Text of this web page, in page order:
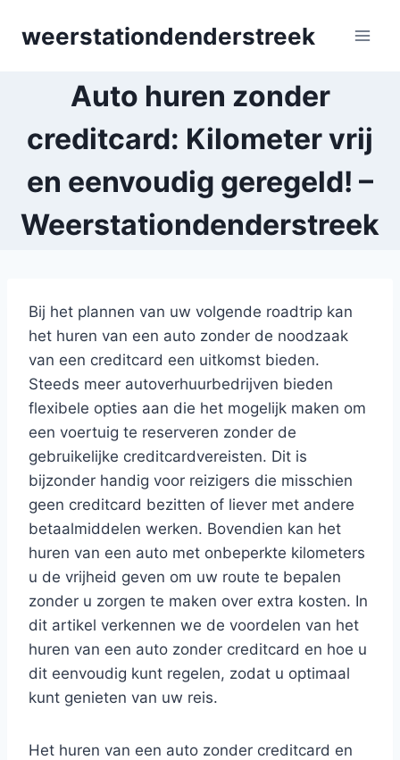
weerstationdenderstreek
Auto huren zonder
creditcard: Kilometer vrij
en eenvoudig geregeld! –
Weerstationdenderstreek
Bij het plannen van uw volgende roadtrip kan
het huren van een auto zonder de noodzaak
van een creditcard een uitkomst bieden.
Steeds meer autoverhuurbedrijven bieden
flexibele opties aan die het mogelijk maken om
een voertuig te reserveren zonder de
gebruikelijke creditcardvereisten. Dit is
bijzonder handig voor reizigers die misschien
geen creditcard bezitten of liever met andere
betaalmiddelen werken. Bovendien kan het
huren van een auto met onbeperkte kilometers
u de vrijheid geven om uw route te bepalen
zonder u zorgen te maken over extra kosten. In
dit artikel verkennen we de voordelen van het
huren van een auto zonder creditcard en hoe u
dit eenvoudig kunt regelen, zodat u optimaal
kunt genieten van uw reis.
Het huren van een auto zonder creditcard en